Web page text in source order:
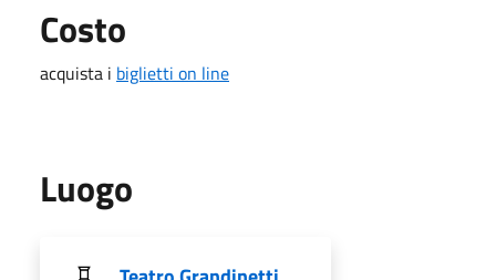
Costo
acquista i biglietti on line
Luogo